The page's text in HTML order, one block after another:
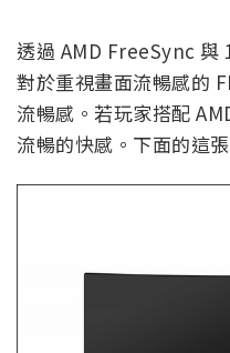
透過 AMD FreeSync 與
對於重視畫面流暢感的
流暢感。若玩家搭配
流暢的快感。下面的這